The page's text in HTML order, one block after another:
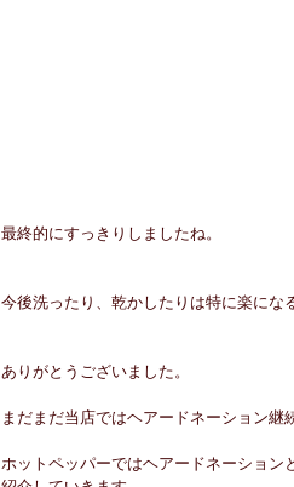
最終的にすっきりしましたね。
今後洗ったり、乾かしたりは特に楽にな
ありがとうございました。
まだまだ当店ではヘアードネーション継
ホットペッパーではヘアードネーション